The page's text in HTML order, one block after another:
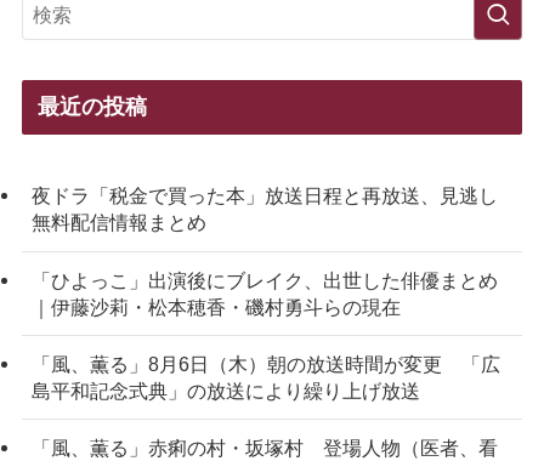
最近の投稿
夜ドラ「税金で買った本」放送日程と再放送、見逃し
無料配信情報まとめ
「ひよっこ」出演後にブレイク、出世した俳優まとめ
｜伊藤沙莉・松本穂香・磯村勇斗らの現在
「風、薫る」8月6日（木）朝の放送時間が変更 「広
島平和記念式典」の放送により繰り上げ放送
「風、薫る」赤痢の村・坂塚村 登場人物（医者、看